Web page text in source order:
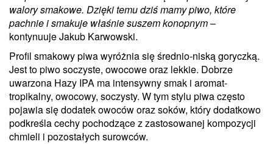
walory smakowe. Dzięki temu dziś mamy piwo, które
pachnie i smakuje właśnie suszem konopnym–
kontynuuje Jakub Karwowski.
Profil smakowy piwa wyróżnia się średnio-niską goryczką.
Jest to piwo soczyste, owocowe oraz lekkie. Dobrze
uwarzona Hazy IPA ma intensywny smak i aromat-
tropikalny, owocowy, soczysty. W tym stylu piwa często
pojawia się dodatek owoców oraz soków, który dodatkowo
podkreśla cechy pochodzące z zastosowanej kompozycji
chmieli i pozostałych surowców.